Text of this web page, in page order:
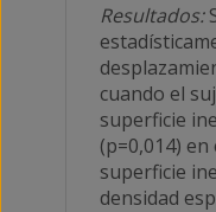
Resultados:
cuando el
superficie
(p=0,014)
superficie
densidad